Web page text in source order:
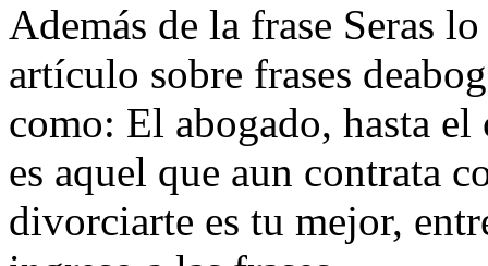
Además de la frase Seras
artículo sobre frases
como: El abogado, hasta
es aquel que aun contrata
divorciarte es tu mejor,